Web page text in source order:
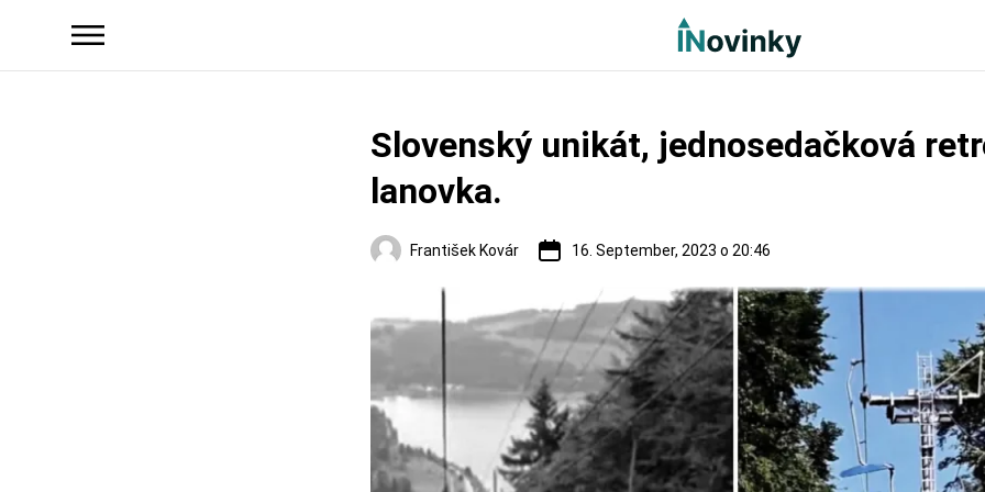
Slovenský unikát, jednosedačková
lanovka.
František Kovár 16. September, 2023 o 20:46